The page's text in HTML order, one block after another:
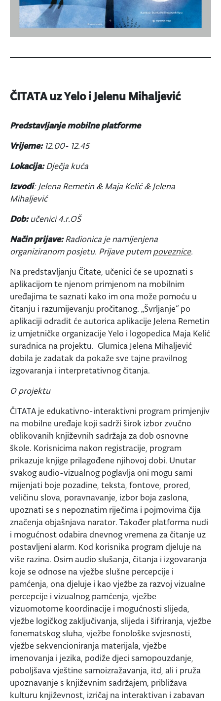
ČITATA uz Yelo i Jelenu Mihaljević
Predstavljanje mobilne platforme
Vrijeme:12.00- 12.45
Lokacija:Dječja kuća
Izvodi: Jelena Remetin & Maja Kelić & Jelena
Mihaljević
Dob:učenici 4.r.OŠ
Način prijave:Radionica je namijenjena
organiziranom posjetu. Prijave putempoveznice.
Na predstavljanju Čitate, učenici će se upoznati s
aplikacijom te njenom primjenom na mobilnim
uređajima te saznati kako im ona može pomoću u
čitanju i razumijevanju pročitanog. „Švrljanje“ po
aplikaciji odradit će autorica aplikacije Jelena Remetin
iz umjetničke organizacije Yelo i logopedica Maja Kelić
suradnica na projektu. Glumica Jelena Mihaljević
dobila je zadatak da pokaže sve tajne pravilnog
izgovaranja i interpretativnog čitanja.
O projektu
ČITATA je edukativno-interaktivni program primjenjiv
na mobilne uređaje koji sadrži širok izbor zvučno
oblikovanih književnih sadržaja za dob osnovne
škole. Korisnicima nakon registracije, program
prikazuje knjige prilagođene njihovoj dobi. Unutar
svakog audio-vizualnog poglavlja oni mogu sami
mijenjati boje pozadine, teksta, fontove, prored,
veličinu slova, poravnavanje, izbor boja zaslona,
upoznati se s nepoznatim riječima i pojmovima čija
značenja objašnjava narator. Također platforma nudi
i mogućnost odabira dnevnog vremena za čitanje uz
postavljeni alarm. Kod korisnika program djeluje na
više razina. Osim audio slušanja, čitanja i izgovaranja
koje se odnose na vježbe slušne percepcije i
pamćenja, ona djeluje i kao vježbe za razvoj vizualne
percepcije i vizualnog pamćenja, vježbe
vizuomotorne koordinacije i mogućnosti slijeda,
vježbe logičkog zaključivanja, slijeda i šifriranja, vježbe
fonematskog sluha, vježbe fonološke svjesnosti,
vježbe sekvencioniranja materijala, vježbe
imenovanja i jezika, podiže djeci samopouzdanje,
poboljšava vještine samoizražavanja, itd, ali i pruža
upoznavanje s književnim sadržajem, približava
kulturu književnost, izričaj na interaktivan i zabavan